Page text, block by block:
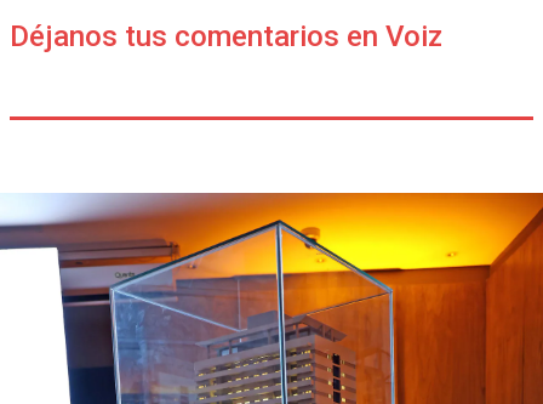
Déjanos tus comentarios en Voiz